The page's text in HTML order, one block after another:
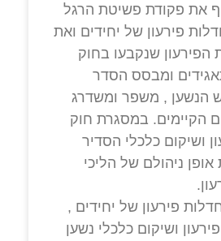
את פקודת פשיטת הרגל
פירעון של יחידים ואת
הפירעון שנקבעו בחוק
ומבסס הסדר
הנשען , משפר ומשדרג
הקיימים. במסגרת חוק
ושיקום כלכלי הסדיר
ניהולם של הליכי
פירעון של יחידים ,
ושיקום כלכלי נשען